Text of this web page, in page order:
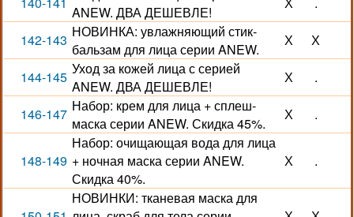
ANEW. ДВА ДЕШЕВЛЕ!
142-143 НОВИНКА: увлажняющий стик-
бальзам для лица серии ANEW.
Х Х
144-145 Уход за кожей лица с серией
ANEW. ДВА ДЕШЕВЛЕ!
Х .
146-147 Набор: крем для лица + сплеш-
маска серии ANEW. Скидка 45%.
Х .
148-149
Набор: очищающая вода для лица
+ ночная маска серии ANEW.
Скидка 40%.
Х .
НОВИНКИ: тканевая маска для